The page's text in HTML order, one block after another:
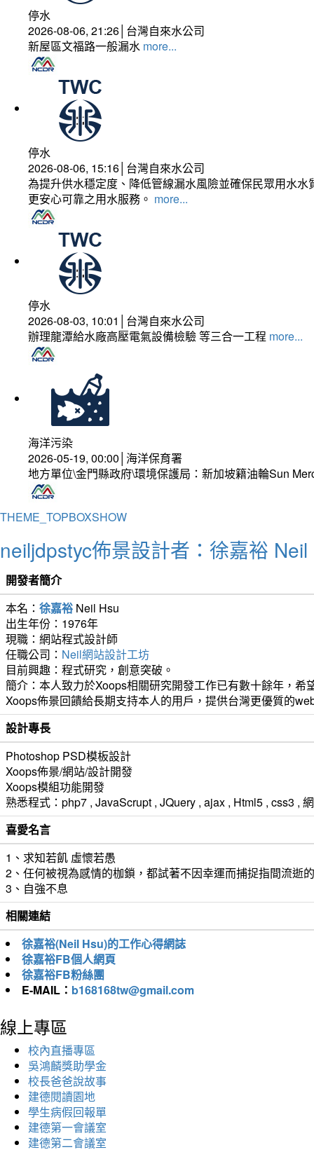
停水
2026-08-06, 21:26│台灣自來水公司
新屋區文福路一般漏水 more...
停水
2026-08-06, 15:16│台灣自來水公司
為提升供水穩定度、降低管線漏水風險並確保民眾用水
更安心可靠之用水服務。 more...
停水
2026-08-03, 10:01│台灣自來水公司
辦理龍潭給水廠高壓電氣設備檢驗 等三合一工程 more...
海洋污染
2026-05-19, 00:00│海洋保育署
地方單位\金門縣政府\環境保護局：新加坡籍油輪Sun
THEME_TOPBOXSHOW
neiljdpstyc佈景設計者：徐嘉裕
開發者簡介
本名： 徐嘉裕 Neil Hsu
出生年份：1976年
現職：網站程式設計師
任職公司： Neil網站設計工坊
目前興趣：程式研究，創意突破。
簡介：本人致力於Xoops相關研究開發工作已有數十餘年，
Xoops佈景回饋給長期支持本人的用戶，提供台灣更優質的
設計專長
Photoshop PSD模板設計
Xoops佈景/網站/設計開發
Xoops模組功能開發
熟悉程式：php7 , JavaScrupt , JQuery , ajax , Html5 , css3 ,
喜愛名言
1、求知若飢 虛懷若愚
2、任何被視為感情的枷鎖，都試著不因幸運而捕捉指間流逝
3、自強不息
相關連結
徐嘉裕(Neil Hsu)的工作心得網誌
徐嘉裕FB個人網頁
徐嘉裕FB粉絲團
E-MAIL： b168168tw@gmail.com
線上專區
校內直播專區
吳鴻麟獎助學金
校長爸爸說故事
建德閱讀園地
學生病假回報單
建德第一會議室
建德第二會議室